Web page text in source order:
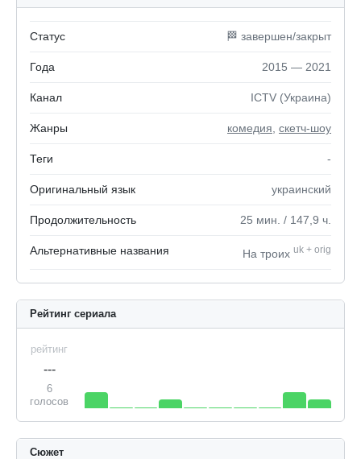
Статус 🏁 завершен/закрыт
Года 2015 — 2021
Канал ICTV (Украина)
Жанры комедия скетч-шоу
Теги -
Оригинальный язык украинский
Продолжительность 25 мин. / 147,9 ч.
Альтернативные названия На троих uk + orig
Рейтинг сериала
рейтинг
---
6
голосов
Сюжет